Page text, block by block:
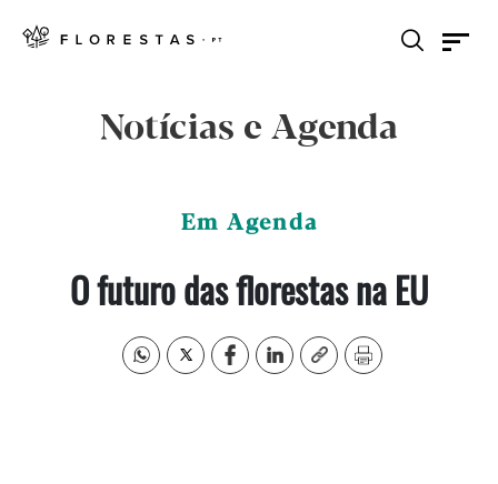
Notícias e Agenda
Em Agenda
O futuro das florestas na EU